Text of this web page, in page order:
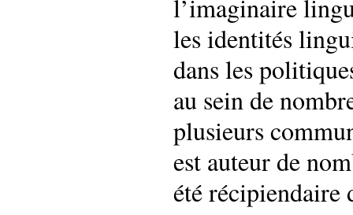
l’imaginaire
les identités
dans les
au sein de
plusieurs
est auteur de
été récipiendaire